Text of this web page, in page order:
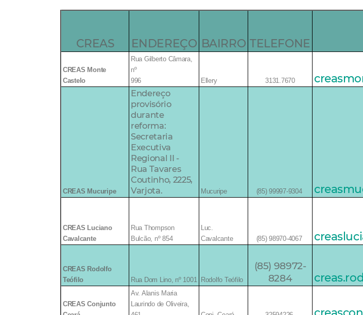
CREAS ENDEREÇO BAIRRO TELEFONE
CREAS Monte
Castelo
Rua Gilberto Câmara,
nº
996
Ellery 3131.7670
CREAS Mucuripe
Endereço
provisório
durante
reforma:
Secretaria
Executiva
Regional II -
Rua Tavares
Coutinho, 2225,
Varjota.
Mucuripe (85) 99997-9304
CREAS Luciano
Cavalcante
Rua Thompson
Bulcão, nº 854
Luc.
Cavalcante
(85) 98970-4067
CREAS Rodolfo
Teófilo
Rua Dom Lino, nº 1001 Rodolfo Teófilo
(85) 98972-
8284
CREAS Conjunto
Av. Alanis Maria
Laurindo de Oliveira,